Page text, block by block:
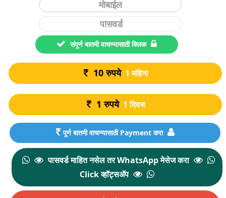
संपूर्ण बातमी वाचण्यासाठी क्लिक
10 रुपये 1 महिना
1 रुपये 1 दिवस
पूर्ण बातमी वाचण्यासाठी Payment करा
पासवर्ड माहित नसेल तर WhatsApp मेसेज करा
Click व्हॉट्सॲप